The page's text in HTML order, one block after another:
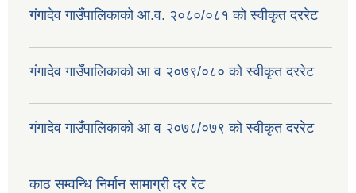
गंगादेव गाउँपालिकाको आ.व. २०८०/०८१ को स्वीकृत दररेट
गंगादेव गाउँपालिकाको आ व २०७९/०८० को स्वीकृत दररेट
गंगादेव गाउँपालिकाको आ व २०७८/०७९ को स्वीकृत दररेट
काठ सम्वन्धि निर्मान सामाग्री दर रेट